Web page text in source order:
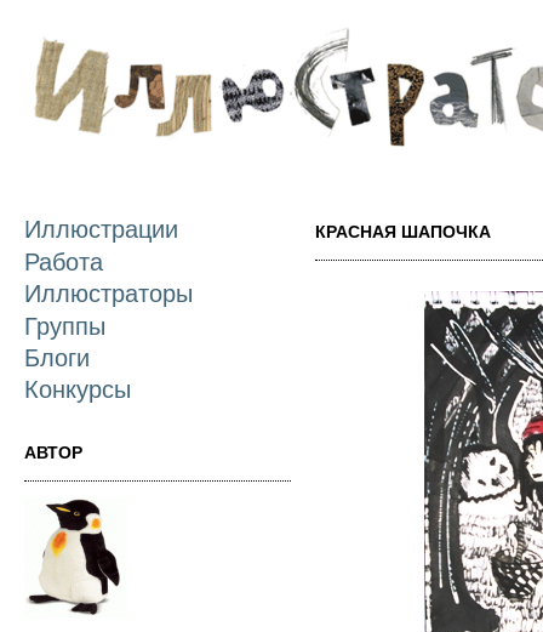
Иллюстрации
Работа
Иллюстраторы
Группы
Блоги
Конкурсы
АВТОР
КРАСНАЯ ШАПОЧКА